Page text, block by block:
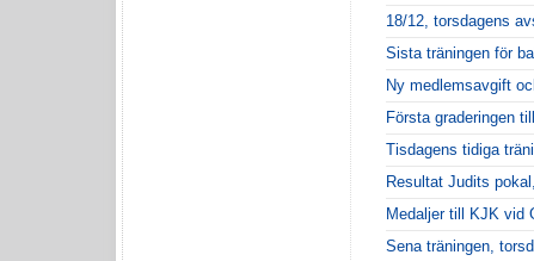
18/12, torsdagens
Sista träningen för
Ny medlemsavgift
Första graderingen
Tisdagens tidiga
Resultat Judits
Medaljer till KJK vid
Sena träningen,